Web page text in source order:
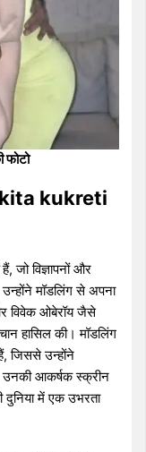
kukreti
हैं, जो विज्ञापनों और
मॉडलिंग से अपना
विवेक ओबेरॉय जैसे
हासिल की। मॉडलिंग
जिससे उन्होंने
उनकी आकर्षक स्क्रीन
में एक उभरता